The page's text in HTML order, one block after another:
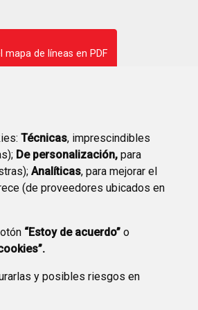
Técnicas, imprescindibles
De personalización, para
Analíticas, para mejorar el
(de proveedores ubicados en
“Estoy de acuerdo” o
y posibles riesgos en
mapa de líneas en PDF
de rutas de bus